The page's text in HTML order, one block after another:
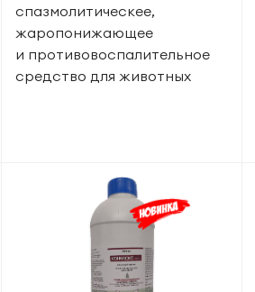
спазмолитическее,
жаропонижающее
и противовоспалительное
средство для животных